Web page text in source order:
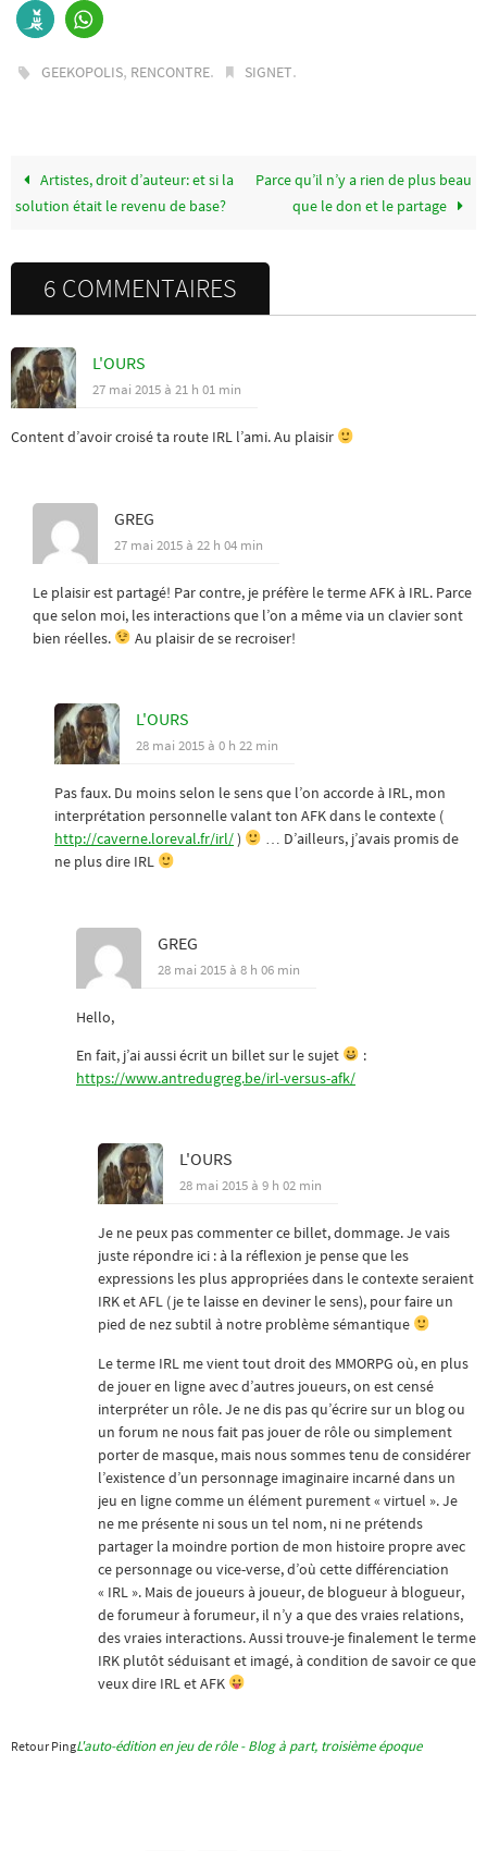
GEEKOPOLIS, RENCONTRE. SIGNET.
Artistes, droit d’auteur: et si la
solution était le revenu de base?
Parce qu’il n’y a rien de plus beau
que le don et le partage
6 COMMENTAIRES
L'OURS
27 mai 2015 à 21 h 01 min
Content d’avoir croisé ta route IRL l’ami. Au plaisir
GREG
27 mai 2015 à 22 h 04 min
Le plaisir est partagé! Par contre, je préfère le terme AFK à IRL. Parce
que selon moi, les interactions que l’on a même via un clavier sont
bien réelles.
Au plaisir de se recroiser!
L'OURS
28 mai 2015 à 0 h 22 min
Pas faux. Du moins selon le sens que l’on accorde à IRL, mon
interprétation personnelle valant ton AFK dans le contexte (
http://caverne.loreval.fr/irl/)
… D’ailleurs, j’avais promis de
ne plus dire IRL
GREG
28 mai 2015 à 8 h 06 min
Hello,
En fait, j’ai aussi écrit un billet sur le sujet
:
https://www.antredugreg.be/irl-versus-afk/
L'OURS
28 mai 2015 à 9 h 02 min
Je ne peux pas commenter ce billet, dommage. Je vais
juste répondre ici : à la réflexion je pense que les
expressions les plus appropriées dans le contexte seraient
IRK et AFL (je te laisse en deviner le sens), pour faire un
pied de nez subtil à notre problème sémantique
Le terme IRL me vient tout droit des MMORPG où, en plus
de jouer en ligne avec d’autres joueurs, on est censé
interpréter un rôle. Je ne dis pas qu’écrire sur un blog ou
un forum ne nous fait pas jouer de rôle ou simplement
porter de masque, mais nous sommes tenu de considérer
l’existence d’un personnage imaginaire incarné dans un
jeu en ligne comme un élément purement « virtuel ». Je
ne me présente ni sous un tel nom, ni ne prétends
partager la moindre portion de mon histoire propre avec
ce personnage ou vice-verse, d’où cette différenciation
« IRL ». Mais de joueurs à joueur, de blogueur à blogueur,
de forumeur à forumeur, il n’y a que des vraies relations,
des vraies interactions. Aussi trouve-je finalement le terme
IRK plutôt séduisant et imagé, à condition de savoir ce que
veux dire IRL et AFK
Retour PingL'auto-édition en jeu de rôle - Blog à part, troisième époque